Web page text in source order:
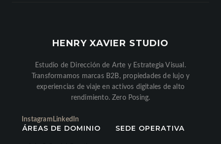
HENRY XAVIER STUDIO
Estudio de Dirección de Arte y Estrategia Visual.
Transformamos marcas B2B, propiedades de lujo y
experiencias de viaje en activos digitales de alto
rendimiento. Zero Posing.
Instagram LinkedIn
ÁREAS DE DOMINIO SEDE OPERATIVA